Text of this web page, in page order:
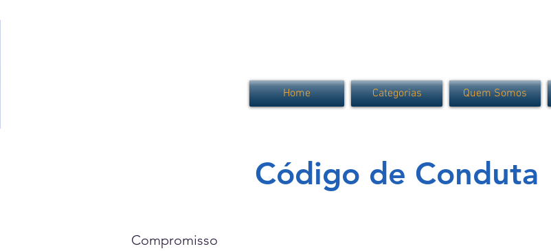
Home Categorias Quem Somos
Código de Conduta
Compromisso